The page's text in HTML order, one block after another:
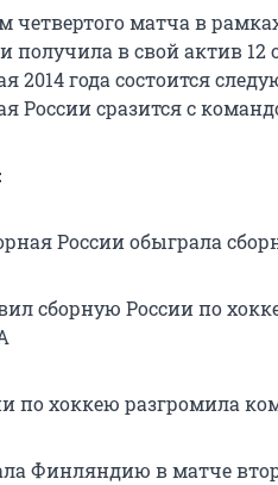
четвертого матча в
получила в свой актив
2014 года состоится
России сразится с
России обыграла
сборную России по
по хоккею разгромила
Финляндию в матче